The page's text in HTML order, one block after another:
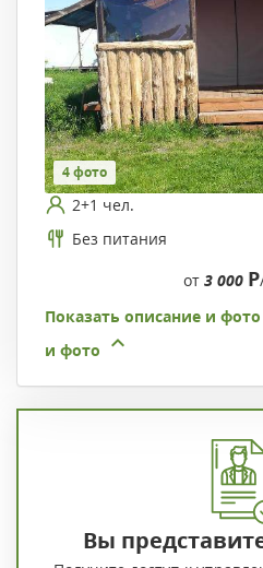
4 фото
2+1 чел.
Без питания
от 3 000 Р
Показать описание и фото
и фото
Вы